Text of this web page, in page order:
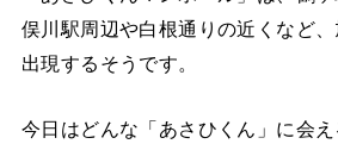
俣川駅周辺や白根通りの近くなど
出現するそうです。
今日はどんな「あさひくん」に会え